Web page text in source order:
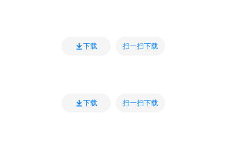
下载 扫一扫下载
下载 扫一扫下载